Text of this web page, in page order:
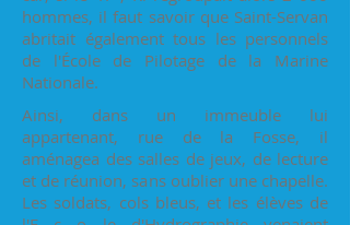
hommes, il faut savoir que Saint-Servan
abritait également tous les personnels
de l'École de Pilotage de la Marine
Nationale.
Ainsi, dans un immeuble lui
appartenant, rue de la Fosse, il
aménagea des salles de jeux, de lecture
et de réunion, sans oublier une chapelle.
Les soldats, cols bleus, et les élèves de